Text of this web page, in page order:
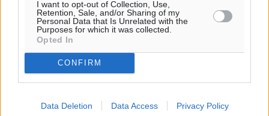
I want to opt-out of Collection, Use,
Retention, Sale, and/or Sharing of my
Personal Data that Is Unrelated with the
Purposes for which it was collected.
Opted In
CONFIRM
Data Deletion Data Access Privacy Policy
γκαράζ του Norman Atlantic (βίντεο)
Συγκλονιστικές εικόνες έχουν καταγραφεί στα γκαράζ
του πλοίου Norman Atlantic όπου ξέσπασε η πυρκαγιά,
προκαλώντας το πολύνεκρο δυστύχημα στην Αδριατική.
Η ιταλική ιστοσελίδα ...
19.01.15, 08:16